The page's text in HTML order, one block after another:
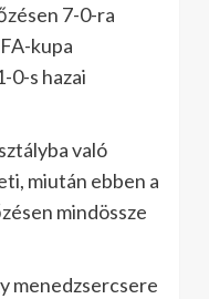
7-0-ra
kupa
0-s hazai
való
miután ebben a
mindössze
menedzsercsere